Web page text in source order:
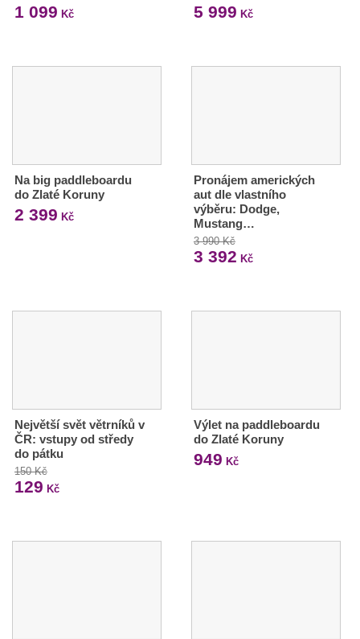
1 099 Kč 5 999 Kč
Na big paddleboardu
do Zlaté Koruny
2 399 Kč
Pronájem amerických
aut dle vlastního
výběru: Dodge,
Mustang…
3 990 Kč
3 392 Kč
Největší svět větrníků v
ČR: vstupy od středy
do pátku
150 Kč
129 Kč
Výlet na paddleboardu
do Zlaté Koruny
949 Kč